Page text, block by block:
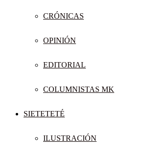
CRÓNICAS
OPINIÓN
EDITORIAL
COLUMNISTAS MK
SIETETETÉ
ILUSTRACIÓN